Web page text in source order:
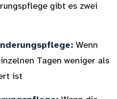
gibt es zwei
Wenn
Tagen weniger als
ist